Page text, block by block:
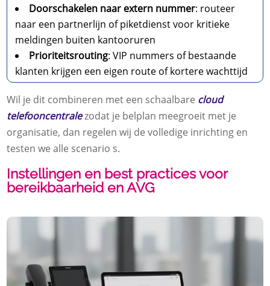
Doorschakelen naar extern nummer: routeer
naar een partnerlijn of piketdienst voor kritieke
meldingen buiten kantooruren
Prioriteitsrouting: VIP nummers of bestaande
klanten krijgen een eigen route of kortere wachttijd
Wil je dit combineren met een schaalbare cloud
telefooncentralezodat je belplan meegroeit met je
organisatie, dan regelen wij de volledige inrichting en
testen we alle scenario s.​
Instellingen en best practices voor
bereikbaarheid en AVG